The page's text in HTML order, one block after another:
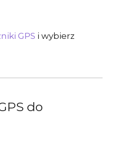
GPS i wybierz
do